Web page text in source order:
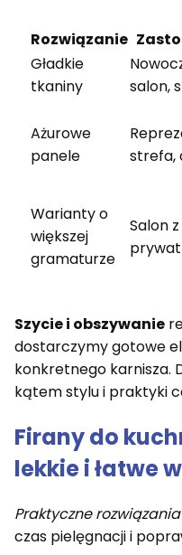
Rozwiązanie
Gładkie
tkaniny
salon,
Ażurowe
panele
strefa,
Warianty o
większej
gramaturze
Salon z
Szycie i obszywanie
dostarczymy gotowe
konkretnego karnisza.
kątem stylu i praktyki
Firany do
lekkie i łatwe
Praktyczne rozwiązania
czas pielęgnacji i